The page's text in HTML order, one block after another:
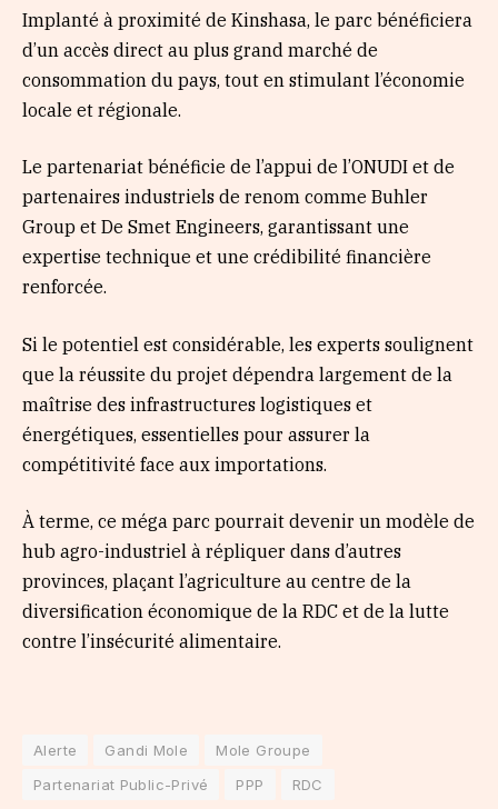
Implanté à proximité de Kinshasa, le parc bénéficiera
d’un accès direct au plus grand marché de
consommation du pays, tout en stimulant l’économie
locale et régionale.
Le partenariat bénéficie de l’appui de l’ONUDI et de
partenaires industriels de renom comme Buhler
Group et De Smet Engineers, garantissant une
expertise technique et une crédibilité financière
renforcée.
Si le potentiel est considérable, les experts soulignent
que la réussite du projet dépendra largement de la
maîtrise des infrastructures logistiques et
énergétiques, essentielles pour assurer la
compétitivité face aux importations.
À terme, ce méga parc pourrait devenir un modèle de
hub agro-industriel à répliquer dans d’autres
provinces, plaçant l’agriculture au centre de la
diversification économique de la RDC et de la lutte
contre l’insécurité alimentaire.
Alerte Gandi Mole
Mole Groupe
Partenariat Public-Privé
PPP RDC